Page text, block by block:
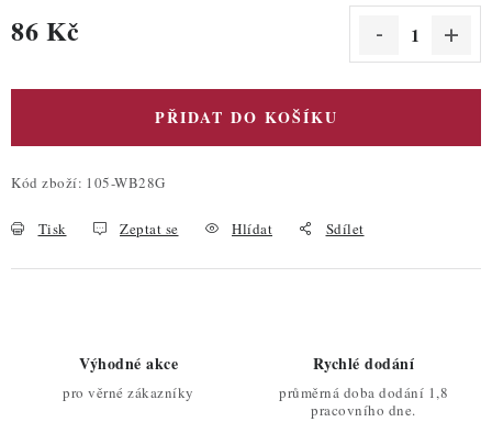
86 Kč
PŘIDAT DO KOŠÍKU
Kód zboží: 105-WB28G
Tisk Zeptat se Hlídat Sdílet
Výhodné akce
pro věrné zákazníky
Rychlé dodání
průměrná doba dodání 1,8
pracovního dne.